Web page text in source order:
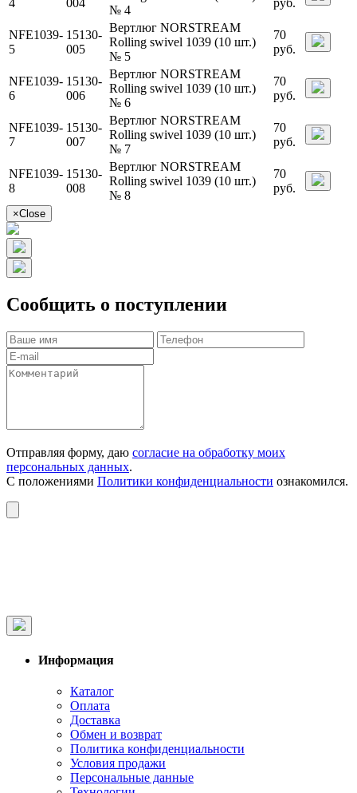
4 004
№ 4
руб.
NFE1039-
5
15130-
005
Вертлюг NORSTREAM
Rolling swivel 1039 (10 шт.)
№ 5
70
руб.
NFE1039-
6
15130-
006
Вертлюг NORSTREAM
Rolling swivel 1039 (10 шт.)
№ 6
70
руб.
NFE1039-
7
15130-
007
Вертлюг NORSTREAM
Rolling swivel 1039 (10 шт.)
№ 7
70
руб.
NFE1039-
8
15130-
008
Вертлюг NORSTREAM
Rolling swivel 1039 (10 шт.)
№ 8
70
руб.
×Close
Сообщить о поступлении
Отправляя форму, даю согласие на обработку моих
персональных данных.
С положениями Политики конфиденциальности ознакомился.
Информация
Каталог
Оплата
Доставка
Обмен и возврат
Политика конфиденциальности
Условия продажи
Персональные данные